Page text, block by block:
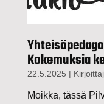
Kokemuksia
22.5.2025 |
Moikka, tässä